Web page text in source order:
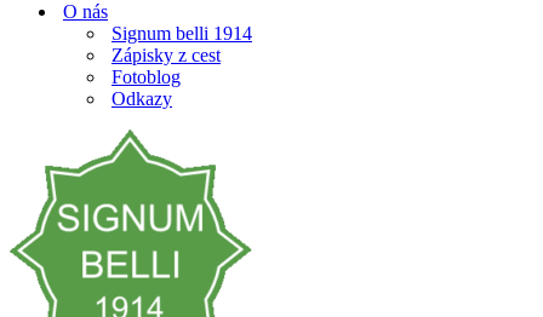
O nás
Signum belli 1914
Zápisky z cest
Fotoblog
Odkazy